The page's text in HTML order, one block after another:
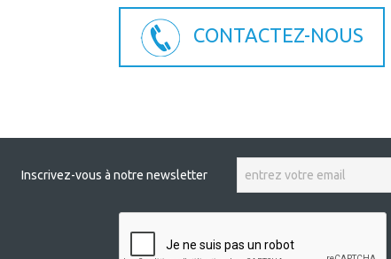
CONTACTEZ-NOUS
Inscrivez-vous à notre newsletter